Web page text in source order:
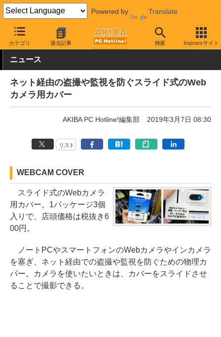
Powered by Translate
カテゴリ 過去記事 検索 Impressサイト
AKIBA PC Hotline! PC周辺機器 その他PC関連 その他
ニュース
ネット経由の盗撮や監視を防ぐスライド式のWeb
カメラ用カバー
AKIBA PC Hotline!編集部 2019年3月7日 08:30
リスト
WEBCAM COVER
スライド式のWebカメラ
用カバー。1パッケージ3個
入りで、店頭価格は税抜き6
00円。
ノートPCやスマートフォンのWebカメラやインカメラ
を塞ぎ、ネット経由での盗撮や監視を防ぐための物理カ
バー。カメラを使いたいときは、カバーをスライドさせ
ることで撮影できる。